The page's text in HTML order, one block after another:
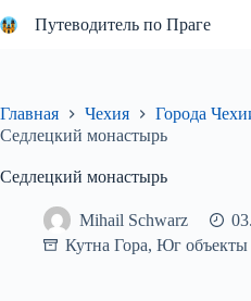
к
Путеводитель по Праге
Главная Чехия Города
Седлецкий монастырь
Седлецкий монастырь
Mihail Schwarz
Кутна Гора, Юг объекты